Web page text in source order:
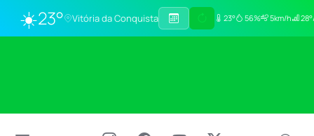
☀️23° Vitória da Conquista 23° 56% 5km/h